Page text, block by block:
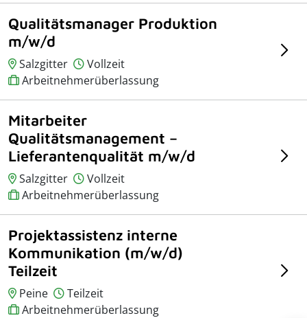
Qualitätsmanager Produktion
m/w/d
Salzgitter
Vollzeit
Arbeitnehmerüberlassung
Mitarbeiter
Qualitätsmanagement –
Lieferantenqualität m/w/d
Salzgitter
Vollzeit
Arbeitnehmerüberlassung
Projektassistenz interne
Kommunikation (m/w/d)
Teilzeit
Peine
Teilzeit
Arbeitnehmerüberlassung